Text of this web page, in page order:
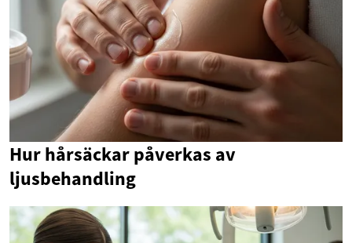
Hur hårsäckar påverkas av
ljusbehandling